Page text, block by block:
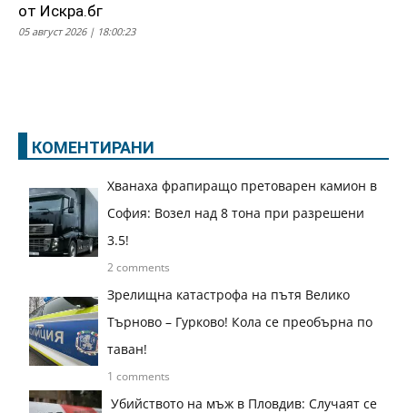
от Искра.бг
05 август 2026 | 18:00:23
КОМЕНТИРАНИ
Хванаха фрапиращо претоварен камион в
София: Возел над 8 тона при разрешени
3.5!
2 comments
Зрелищна катастрофа на пътя Велико
Търново – Гурково! Кола се преобърна по
таван!
1 comments
Убийството на мъж в Пловдив: Случаят се